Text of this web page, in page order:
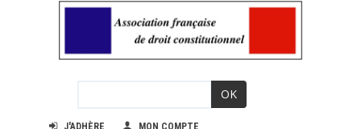
OK
J'ADHÈRE MON COMPTE